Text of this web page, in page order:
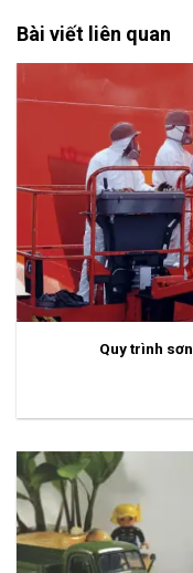
Bài viết liên quan
Quy trình